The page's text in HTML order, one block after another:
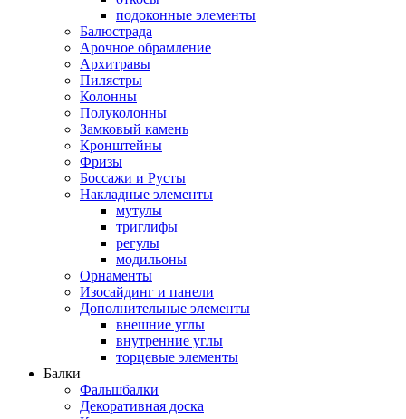
подоконные элементы
Балюстрада
Арочное обрамление
Архитравы
Пилястры
Колонны
Полуколонны
Замковый камень
Кронштейны
Фризы
Боссажи и Русты
Накладные элементы
мутулы
триглифы
регулы
модильоны
Орнаменты
Изосайдинг и панели
Дополнительные элементы
внешние углы
внутренние углы
торцевые элементы
Балки
Фальшбалки
Декоративная доска